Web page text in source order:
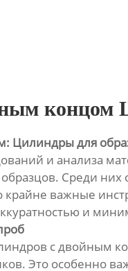
концом
Цилиндры для
и анализа
Среди
важные
и
с двойным
Это особенно